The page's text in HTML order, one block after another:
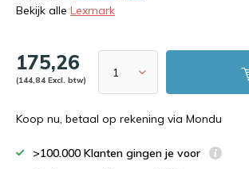
Bekijk alle Lexmark
175,26
(144,84 Excl. btw)
Koop nu, betaal op rekening via Mondu
>100.000 Klanten gingen je voor